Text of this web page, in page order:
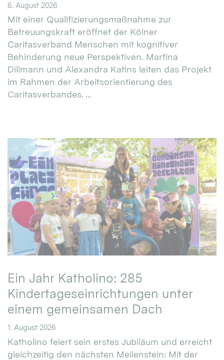
6. August 2026
Mit einer Qualifizierungsmaßnahme zur
Betreuungskraft eröffnet der Kölner
Caritasverband Menschen mit kognitiver
Behinderung neue Perspektiven. Martina
Dillmann und Alexandra Katins leiten das Projekt
im Rahmen der Arbeitsorientierung des
Caritasverbandes. ...
Ein Jahr Katholino: 285
Kindertageseinrichtungen unter
einem gemeinsamen Dach
1. August 2026
Katholino feiert sein erstes Jubiläum und erreicht
gleichzeitig den nächsten Meilenstein: Mit der